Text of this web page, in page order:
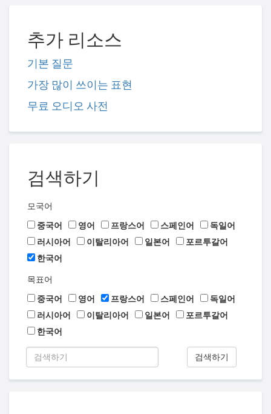
추가 리소스
기본 질문
가장 많이 쓰이는 표현
무료 오디오 사전
검색하기
모국어
중국어
영어 프랑스어 스페인어
독일어
러시아어
이탈리아어 일본어
포르투갈어
한국어
목표어
중국어
영어 프랑스어 스페인어
독일어
러시아어
이탈리아어 일본어
포르투갈어
한국어
검색하기